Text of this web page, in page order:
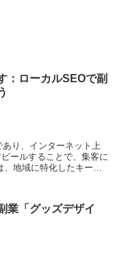
：ローカルSEOで副
り、インターネット上
ールすることで、集客に
地域に特化したキーワ
集客につなげることがで
用いることで、検索結果
の人々が自社の商品やサ
らに、ローカルSEO
、コストパフォーマンス
業「グッズデザイ